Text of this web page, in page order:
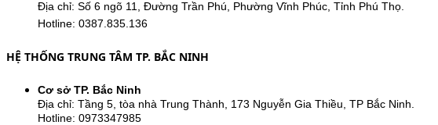
Địa chỉ: Số 6 ngõ 11, Đường Trần Phú, Phường Vĩnh Phúc, Tỉnh Phú Thọ.
Hotline: 0387.835.136
HỆ THỐNG TRUNG TÂM TP. BẮC NINH
Cơ sở TP. Bắc Ninh
Địa chỉ: Tầng 5, tòa nhà Trung Thành, 173 Nguyễn Gia Thiều, TP Bắc Ninh.
Hotline: 0973347985